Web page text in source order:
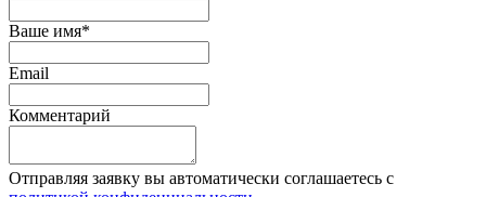
Ваше имя*
Email
Комментарий
Отправляя заявку вы автоматически соглашаетесь с